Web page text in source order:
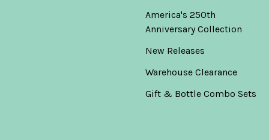
America's 250th
Anniversary Collection
New Releases
Warehouse Clearance
Gift & Bottle Combo Sets